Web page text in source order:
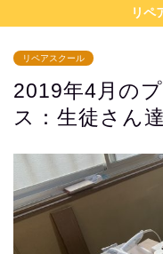
リペ
リペアスクール
2019年4月の
ス：生徒さん